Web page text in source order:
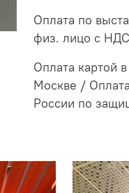
Оплата по
физ. лицо с
Оплата картой
Москве /
России по